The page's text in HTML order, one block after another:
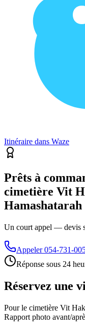
Itinéraire dans Waze
Prêts à
cimetière Vit
Un court appel — devis
Appeler 054-731-
Réponse sous 24
Réservez une
Pour le cimetière Vit
Rapport photo avant/